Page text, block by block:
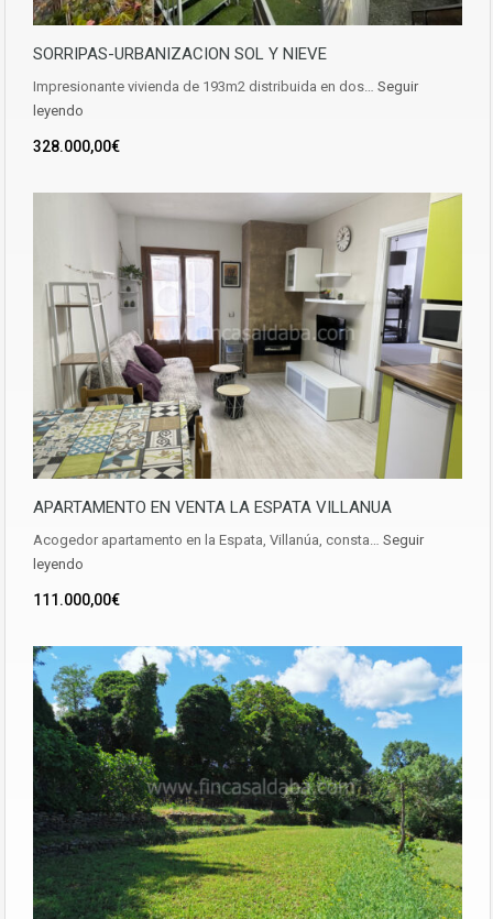
SORRIPAS-URBANIZACION SOL Y NIEVE
Impresionante vivienda de 193m2 distribuida en dos… Seguir
leyendo
328.000,00€
APARTAMENTO EN VENTA LA ESPATA VILLANUA
Acogedor apartamento en la Espata, Villanúa, consta… Seguir
leyendo
111.000,00€